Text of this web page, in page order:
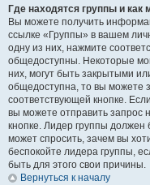
Где находятся группы и как
Вы можете получить
ссылке «Группы» в вашем
одну из них, нажмите
общедоступны. Некоторые
них, могут быть закрытыми
общедоступна, то вы можете
соответствующей кнопке.
вы можете отправить запрос
кнопке. Лидер группы должен
может спросить, зачем вы
беспокойте лидера группы,
быть для этого свои причины.
Вернуться к началу